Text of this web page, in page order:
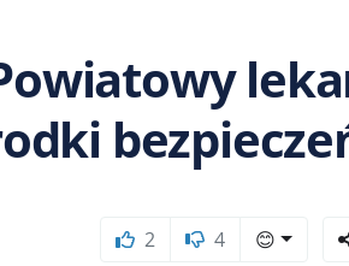
2 4 😊